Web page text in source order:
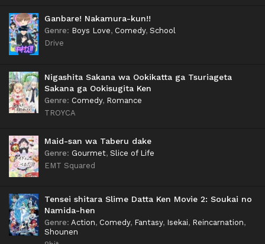
Ganbare! Nakamura-kun!!
Genre: Boys Love, Comedy, School
Drive
Nigashita Sakana wa Ookikatta ga Tsuriageta
Sakana ga Ookisugita Ken
Genre: Comedy, Romance
TROYCA
Maid-san wa Taberu dake
Genre: Gourmet, Slice of Life
EMT Squared
Tensei shitara Slime Datta Ken Movie 2: Soukai no
Namida-hen
Genre: Action, Comedy, Fantasy, Isekai, Reincarnation,
Shounen